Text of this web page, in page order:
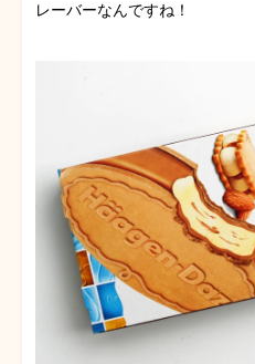
レーバーなんですね！